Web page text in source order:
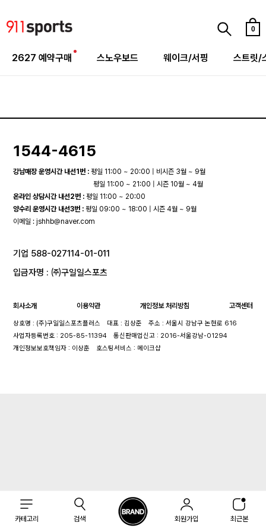
0
2627 예약구매 스노우보드 웨이크/서핑 스트릿/
카테고리 검색 회원가입 최근본
1544-4615
강남매장 운영시간 내선1번 : 평일 11:00 ~ 20:00 | 비시즌 3월 ~ 9월
평일 11:00 ~ 21:00 | 시즌 10월 ~ 4월
온라인 상담시간 내선2번 : 평일 11:00 ~ 20:00
양수리 운영시간 내선3번 : 평일 09:00 ~ 18:00 | 시즌 4월 ~ 9월
이메일 :jshhb@naver.com
기업 588-027114-01-011
입금자명 : ㈜구일일스포츠
회사소개 이용약관 개인정보 처리방침 고객센터
상호명 : (주)구일일스포츠플러스 대표 : 김상준
주소 : 서울시 강남구 논현로 616
사업자등록번호 : 205-85-11394
통신판매업신고 : 2016-서울강남-01294
개인정보보호책임자 : 이상훈
호스팅서비스 : 메이크샵